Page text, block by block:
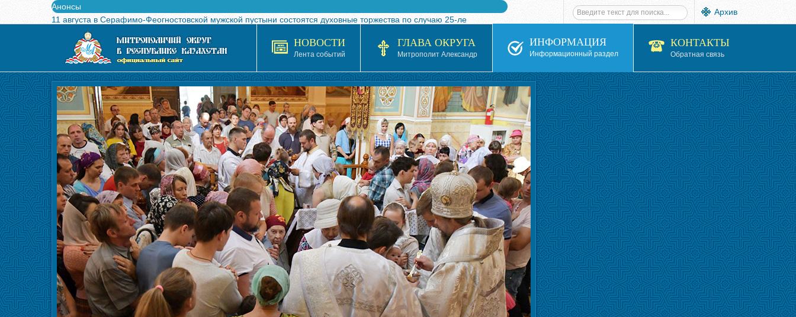
Анонсы
11 августа в Серафимо-Феогностовской мужской пустыни состоятся духовные торжества по случаю 25-ле
Выпущен в свет буклет о проведении Международного турнира по волейболу, посвященного 25-летию обр
Вышел в свет новый номер журнала «Свет Православия в Казахстане»
Вышла в свет монография «Управляющие Алма-Атинской епархией Русской Православной Церкви в 1927–19
Алма-Атинская духовная семинария объявляет прием документов на 2026-2027 учебный год
Архив
НОВОСТИ
Лента событий
ГЛАВА ОКРУГА
Митрополит Александр
ИНФОРМАЦИЯ
Информационный раздел
КОНТАКТЫ
Обратная связь